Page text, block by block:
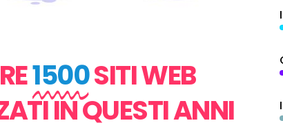
1500SITI WEB
IN QUESTI ANNI